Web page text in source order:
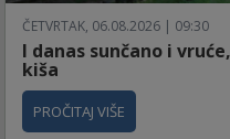
ČETVRTAK, 06.08.2026 | 09:30
I danas sunčano i
kiša
PROČITAJ VIŠE